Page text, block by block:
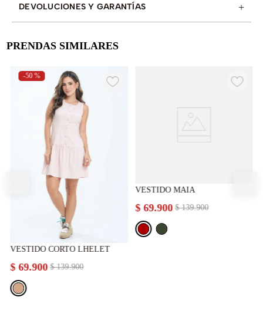
DEVOLUCIONES Y GARANTÍAS +
PRENDAS SIMILARES
-50 %
VESTIDO CORTO LHELET
$ 139.900
$ 69.900
VESTIDO MAIA
$ 139.900
$ 69.900